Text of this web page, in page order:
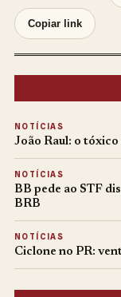
Copiar link
NOTÍCIAS
João Raul: o
NOTÍCIAS
BB pede ao STF
BRB
NOTÍCIAS
Ciclone no PR: